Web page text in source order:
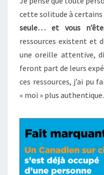
cette solitude à
seule… et vous
ressources existent et
une oreille attentive,
feront part de leurs
ces ressources, j’ai pu
« moi » plus authentique.